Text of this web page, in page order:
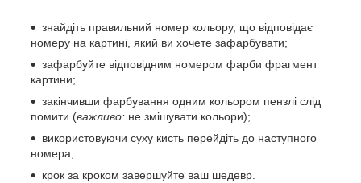
знайдіть правильний номер кольору, що відповідає
номеру на картині, який ви хочете зафарбувати;
зафарбуйте відповідним номером фарби фрагмент
картини;
закінчивши фарбування одним кольором пензлі слід
помити (важливо: не змішувати кольори);
використовуючи суху кисть перейдіть до наступного
номера;
крок за кроком завершуйте ваш шедевр.